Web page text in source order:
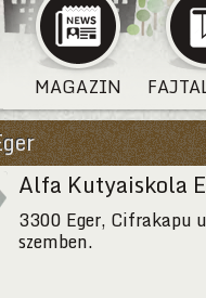
MAGAZIN
Alfa Kutyaiskola
3300 Eger, Cifrakapu
szemben.